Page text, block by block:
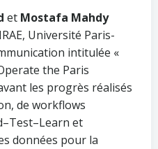
et Mostafa Mahdy
Université Paris-
intitulée «
the Paris
les progrès réalisés
de workflows
et
données pour la